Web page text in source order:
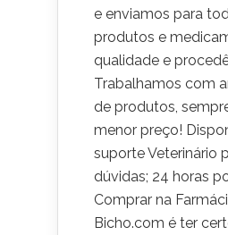
e enviamos para
produtos e
qualidade e
Trabalhamos com
de produtos,
menor preço!
suporte Veterinário
dúvidas; 24 horas
Comprar na
Bicho.com é ter